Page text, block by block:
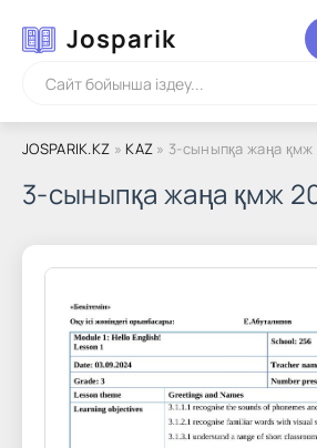
Josparik
JOSPARIK.KZ » KAZ » 3-сыныпқа жаңа
3-сыныпқа жаңа қмж